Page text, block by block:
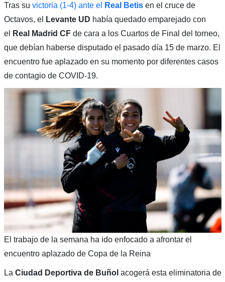
Tras su victoria (1-4) ante el Real Betisen el cruce de
Octavos, el
Levante UD había quedado emparejado con
el
Real Madrid CF de cara a los Cuartos de Final del torneo,
que debían haberse disputado el pasado día 15 de marzo. El
encuentro fue aplazado en su momento por diferentes casos
de contagio de COVID-19.
El trabajo de la semana ha ido enfocado a afrontar el
encuentro aplazado de Copa de la Reina
La Ciudad Deportiva de Buñol acogerá esta eliminatoria de